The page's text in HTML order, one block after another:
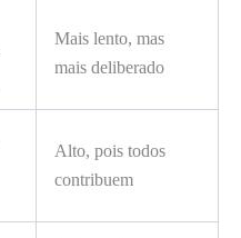
Mais lento, mas
mais deliberado
Alto, pois todos
contribuem